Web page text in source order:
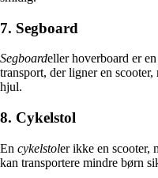
7. Segboard
Segboardeller hoverboard er
transport, der ligner en
hjul.
8. Cykelstol
En cykelstoler ikke en scooter,
kan transportere mindre børn